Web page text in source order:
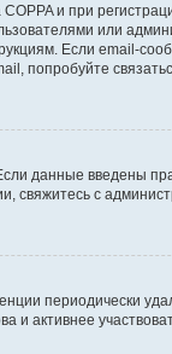
и при
или
Если email-
попробуйте
данные введены
свяжитесь с
периодически
активнее